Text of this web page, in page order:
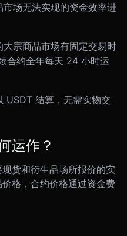
场无法实现的资金效率进
宗商品市场有固定交易时
合约全年每天 24 小时运
USDT 结算，无需实物交
运作？
货和衍生品场所报价的实
格，合约价格通过资金费